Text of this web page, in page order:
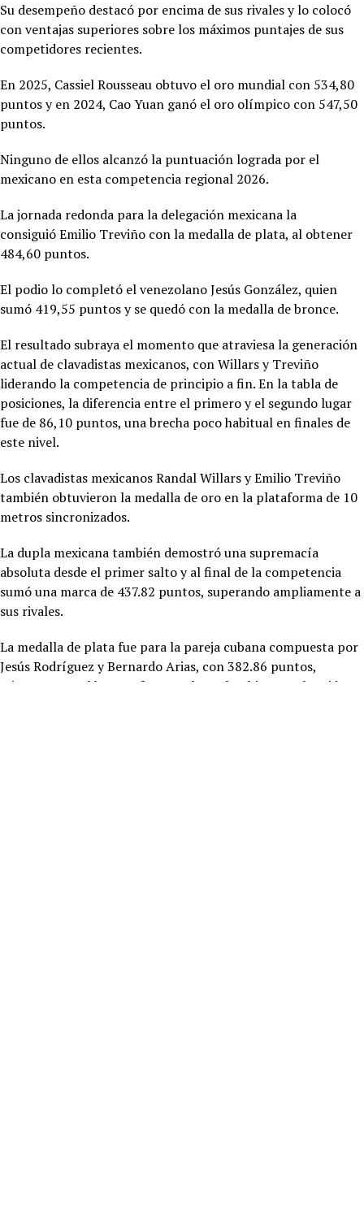
Su desempeño destacó por encima de sus rivales y lo colocó
con ventajas superiores sobre los máximos puntajes de sus
competidores recientes.
En 2025, Cassiel Rousseau obtuvo el oro mundial con 534,80
puntos y en 2024, Cao Yuan ganó el oro olímpico con 547,50
puntos.
Ninguno de ellos alcanzó la puntuación lograda por el
mexicano en esta competencia regional 2026.
La jornada redonda para la delegación mexicana la
consiguióEmilio Treviño con la medalla de plata, al obtener
484,60 puntos.
El podio lo completó el venezolano Jesús González, quien
sumó 419,55 puntos y se quedó con la medalla de bronce.
El resultado subraya el momento que atraviesa la generación
actual de clavadistas mexicanos, con Willars y Treviño
liderando la competencia de principio a fin. En la tabla de
posiciones, la diferencia entre el primero y el segundo lugar
fue de 86,10 puntos, una brecha poco habitual en finales de
este nivel.
Los clavadistas mexicanos Randal Willars y Emilio Treviño
también obtuvieron la medalla de oro en la plataforma de 10
metros sincronizados.
La dupla mexicana también demostró una supremacía
absoluta desde el primer salto y al final de la competencia
sumó una marca de 437.82 puntos, superando ampliamente a
sus rivales.
La medalla de plata fue para la pareja cubana compuesta por
Jesús Rodríguez y Bernardo Arias, con 382.86 puntos,
mientras que el bronce fue para los colombianos Sebastián